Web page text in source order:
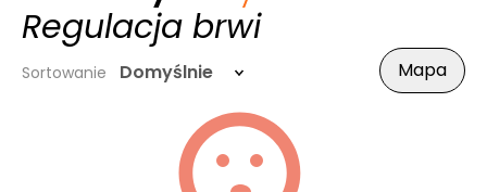
Regulacja brwi
Sortowanie Domyślnie Mapa